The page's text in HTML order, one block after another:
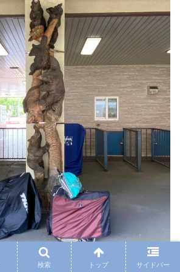
検索 トップ サイドバー